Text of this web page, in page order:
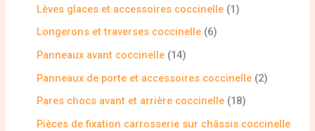
Lèves glaces et accessoires coccinelle 1
Longerons et traverses coccinelle 6
Panneaux avant coccinelle 14
Panneaux de porte et accessoires coccinelle 2
Pares chocs avant et arrière coccinelle 18
Pièces de fixation carrosserie sur châssis coccinelle